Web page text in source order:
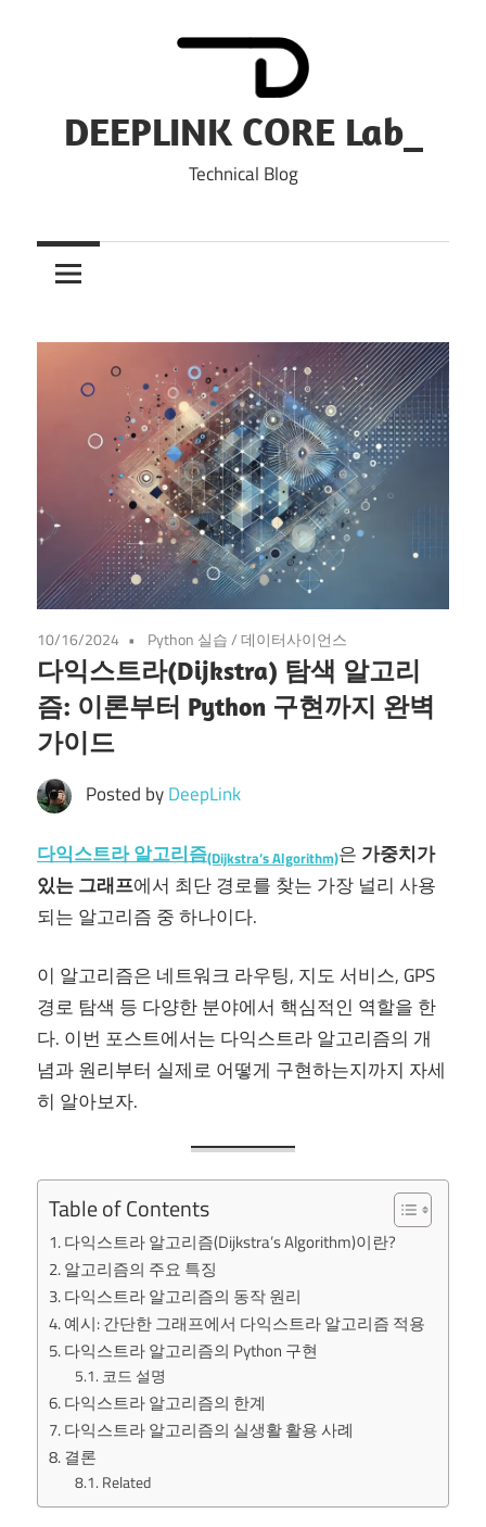
DEEPLINK CORE Lab_
Technical Blog
10/16/2024 Python 실습/데이터사이언스
다익스트라(Dijkstra) 탐색 알고리
즘: 이론부터 Python 구현까지 완벽
가이드
Posted byDeepLink
다익스트라 알고리즘(Dijkstra’s Algorithm)은 가중치가
있는 그래프에서 최단 경로를 찾는 가장 널리 사용
되는 알고리즘 중 하나이다.
이 알고리즘은 네트워크 라우팅, 지도 서비스, GPS
경로 탐색 등 다양한 분야에서 핵심적인 역할을 한
다. 이번 포스트에서는 다익스트라 알고리즘의 개
념과 원리부터 실제로 어떻게 구현하는지까지 자세
히 알아보자.
Table of Contents
다익스트라 알고리즘(Dijkstra’s Algorithm)이란?
알고리즘의 주요 특징
다익스트라 알고리즘의 동작 원리
예시: 간단한 그래프에서 다익스트라 알고리즘 적용
다익스트라 알고리즘의 Python 구현
코드 설명
다익스트라 알고리즘의 한계
다익스트라 알고리즘의 실생활 활용 사례
결론
Related